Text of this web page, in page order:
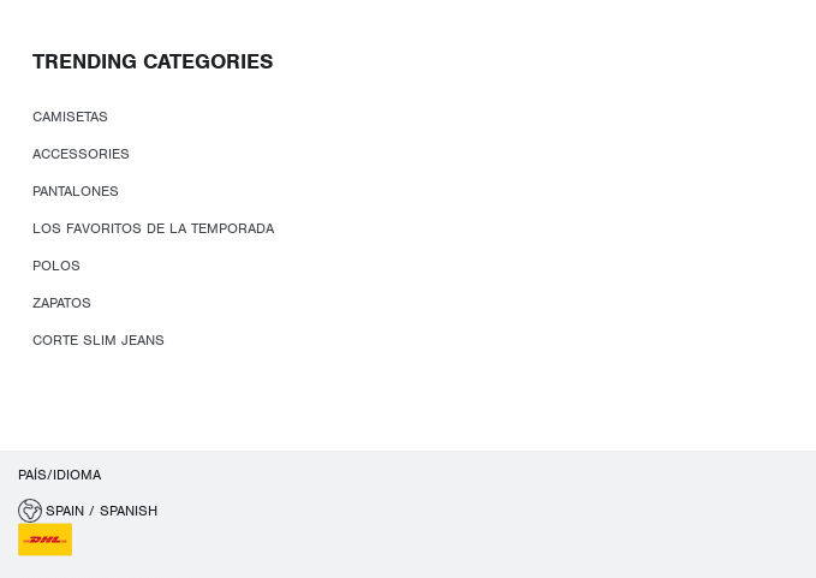
TRENDING CATEGORIES
CAMISETAS
ACCESSORIES
PANTALONES
LOS FAVORITOS DE LA TEMPORADA
POLOS
ZAPATOS
CORTE SLIM JEANS
PAÍS/IDIOMA
SPAIN / SPANISH